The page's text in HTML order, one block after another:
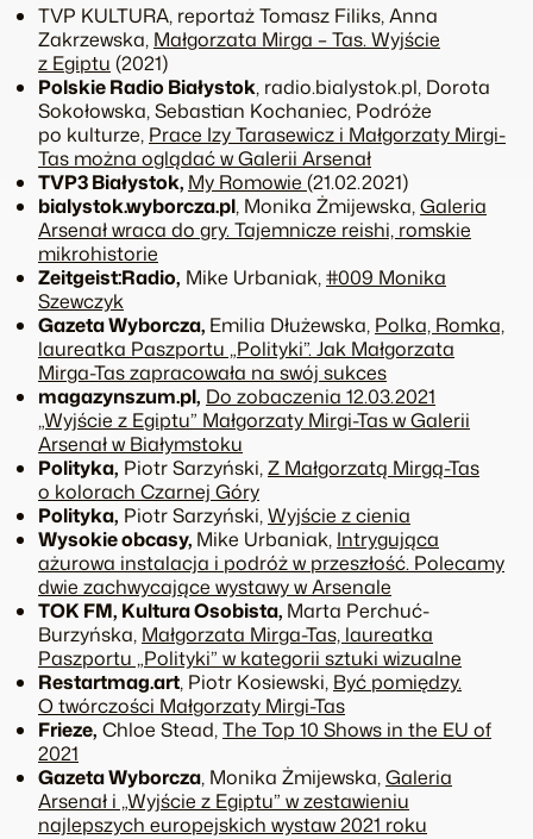
TVP KULTURA, reportaż Tomasz Filiks, Anna
Zakrzewska, Małgorzata Mirga – Tas. Wyjście
z Egiptu (2021)
Polskie Radio Białystok, radio.bialystok.pl, Dorota
Sokołowska, Sebastian Kochaniec, Podróże
po kulturze, Prace Izy Tarasewicz i Małgorzaty Mirgi-
Tas można oglądać w Galerii Arsenał
TVP3 Białystok, My Romowie (21.02.2021)
bialystok.wyborcza.pl, Monika Żmijewska,Galeria
Arsenał wraca do gry. Tajemnicze reishi, romskie
mikrohistorie
Zeitgeist:Radio, Mike Urbaniak,#009 Monika
Szewczyk
Gazeta Wyborcza, Emilia Dłużewska, Polka, Romka,
laureatka Paszportu „Polityki”. Jak Małgorzata
Mirga-Tas zapracowała na swój sukces
magazynszum.pl, Do zobaczenia 12.03.2021
„Wyjście z Egiptu” Małgorzaty Mirgi-Tas w Galerii
Arsenał w Białymstoku
Polityka, Piotr Sarzyński,Z Małgorzatą Mirgą-Tas
o kolorach Czarnej Góry
Polityka, Piotr Sarzyński,Wyjście z cienia
Wysokie obcasy, Mike Urbaniak, Intrygująca
ażurowa instalacja i podróż w przeszłość. Polecamy
dwie zachwycające wystawy w Arsenale
TOK FM, Kultura Osobista, Marta Perchuć-
Burzyńska, Małgorzata Mirga-Tas, laureatka
Paszportu „Polityki” w kategorii sztuki wizualne
Restartmag.art, Piotr Kosiewski, Być pomiędzy.
O twórczości Małgorzaty Mirgi-Tas
Frieze, Chloe Stead,The Top 10 Shows in the EU of
2021
Gazeta Wyborcza, Monika Żmijewska,Galeria
Arsenał i „Wyjście z Egiptu” w zestawieniu
najlepszych europejskich wystaw 2021 roku